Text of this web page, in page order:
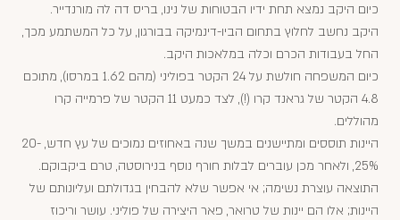
כיום היקב נמצא תחת ידיו הבטוחות של נינו, בריס דה לה מורנדייר.
היקב נחשב לחלוץ בתחום הביו-דינמיקה בבורגון, על כל המשתמע מכך,
החל בעבודות הכרם וכלה במלאכות היקב.
כיום המשפחה חולשת על 24 הקטר בפוליני (מהם 1.62 במרסו), מתוכם
4.8 הקטר של גראנד קרו (!), לצד כמעט 11 הקטר של פרמייה קרו
מהוללים.
היינות תוססים ומתיישנים במשך שנה באחוזים נמוכים של עץ חדש, 20-
25%, ולאחר מכן עוברים לבלות חורף נוסף בנירוסטה, טרם ביקבוקם.
התוצאה עוצרת נשימה; אי אפשר שלא להבחין בגדולתם ועליונותם של
היינות; אלו הם יינות של טרואר, פאר היצירה של פוליני. עושר וריכוז